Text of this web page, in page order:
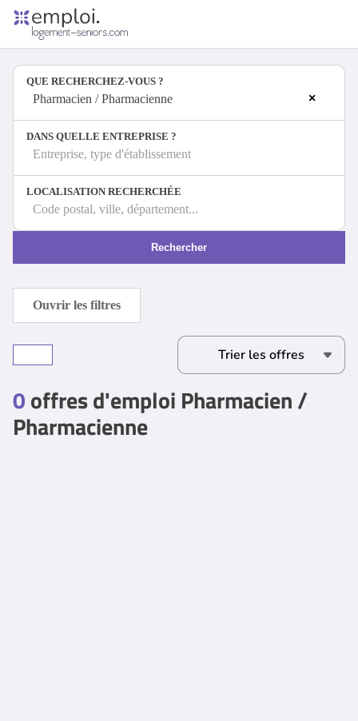
Offres d'emploi
Entreprises
Métiers
Se connecter
Espace candidat
Espace recruteur
QUE RECHERCHEZ-VOUS ?
×
Pharmacien / Pharmacienne
DANS QUELLE ENTREPRISE ?
Entreprise, type d'établissement
LOCALISATION RECHERCHÉE
Code postal, ville, département...
Rechercher
0offres d'emploi Pharmacien /
Pharmacienne
Ouvrir les filtres